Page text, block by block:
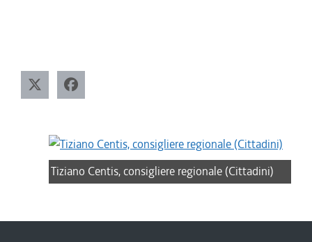
Tiziano Centis, consigliere regionale (Cittadini)